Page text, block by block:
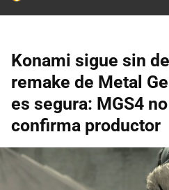
Konami sigue sin
remake de Metal
es segura: MGS4
confirma productor